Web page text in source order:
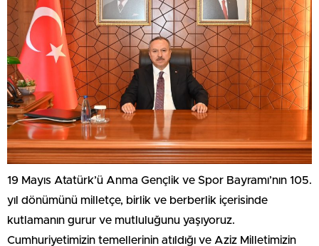
19 Mayıs Atatürk’ü Anma Gençlik ve Spor Bayramı’nın 105.
yıl dönümünü milletçe, birlik ve berberlik içerisinde
kutlamanın gurur ve mutluluğunu yaşıyoruz.
Cumhuriyetimizin temellerinin atıldığı ve Aziz Milletimizin